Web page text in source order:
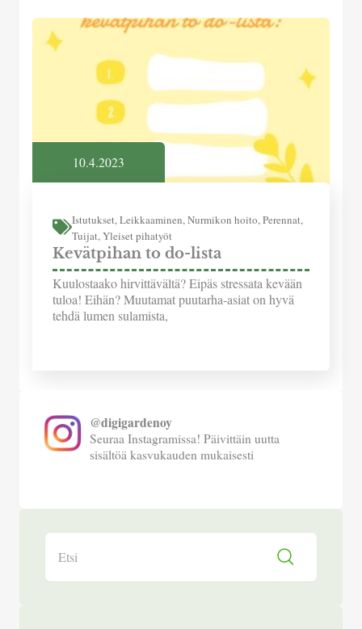
10.4.2023
Istutukset,Leikkaaminen,Nurmikon hoito,Perennat,
Tuijat,Yleiset pihatyöt
Kevätpihan to do-lista
Kuulostaako hirvittävältä? Eipäs stressata kevään
tuloa! Eihän? Muutamat puutarha-asiat on hyvä
tehdä lumen sulamista,
@digigardenoy
Seuraa Instagramissa! Päivittäin uutta
sisältöä kasvukauden mukaisesti
Search